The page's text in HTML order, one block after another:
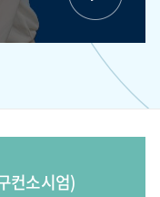
컨소시엄)